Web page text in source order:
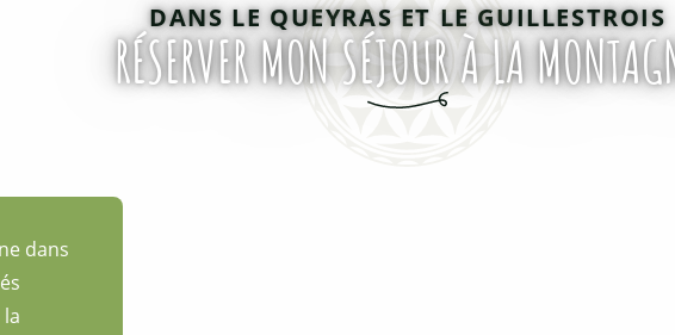
DANS LE QUEYRAS ET LE GUILLESTROIS
RÉSERVER MON SÉJOUR À LA
dans